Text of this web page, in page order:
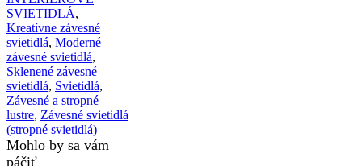
SVIETIDLÁ,
Kreatívne závesné
svietidlá, Moderné
závesné svietidlá,
Sklenené závesné
svietidlá, Svietidlá,
Závesné a stropné
lustre, Závesné svietidlá
(stropné svietidlá)
Mohlo by sa vám
páčiť